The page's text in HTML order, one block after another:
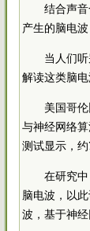
结合声
产生的脑电
当人们
解读这类脑电
美国哥
与神经网络
测试显示，约
在研究
脑电波，以
波，基于神